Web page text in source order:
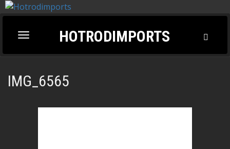
Toggle
navigation
HOTRODIMPORTS
IMG_6565